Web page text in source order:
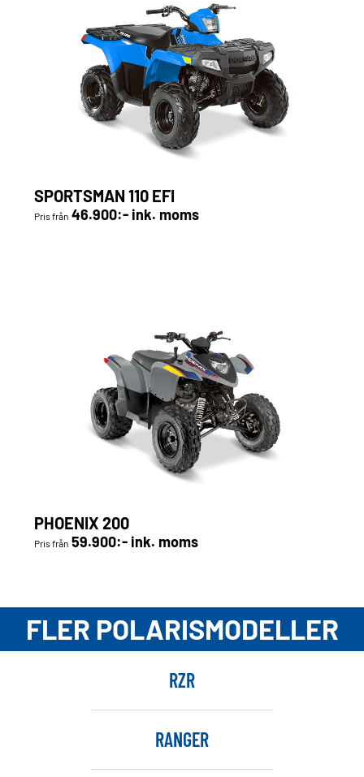
SPORTSMAN 110 EFI
Pris från 46.900:- ink. moms
PHOENIX 200
Pris från 59.900:- ink. moms
FLER POLARISMODELLER
RZR
RANGER